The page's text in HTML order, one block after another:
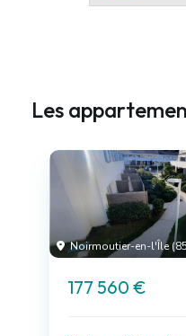
Les
Noirmoutier-en-l'Île
177 560 €